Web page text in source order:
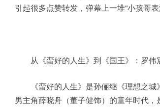
引起很多点赞转发，弹幕上一堆“小孩哥
从《蛮好的人生》到《国王》：罗伟
《蛮好的人生》是孙俪继《理想之城
男主角薛晓舟（董子健饰）的童年时代